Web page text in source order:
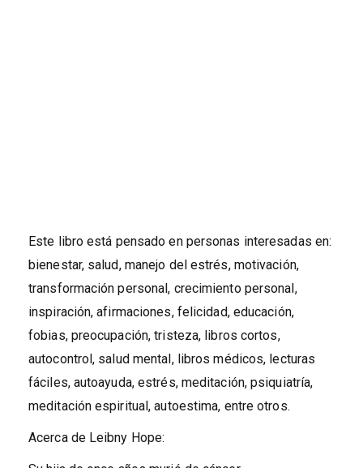
Este libro está pensado en personas interesadas en:
bienestar, salud, manejo del estrés, motivación,
transformación personal, crecimiento personal,
inspiración, afirmaciones, felicidad, educación,
fobias, preocupación, tristeza, libros cortos,
autocontrol, salud mental, libros médicos, lecturas
fáciles, autoayuda, estrés, meditación, psiquiatría,
meditación espiritual, autoestima, entre otros.
Acerca de Leibny Hope: